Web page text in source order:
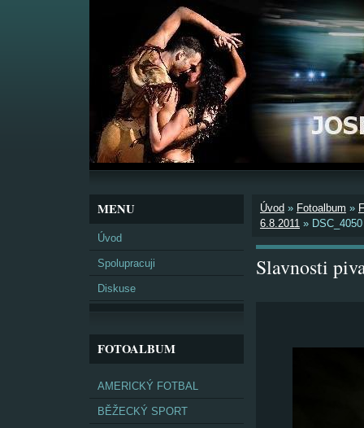
MENU
Úvod
Spolupracuji
Diskuse
FOTOALBUM
AMERICKÝ FOTBAL
BĚŽECKÝ SPORT
Úvod » Fotoalbum »
6.8.2011 » DSC_4050
Slavnosti